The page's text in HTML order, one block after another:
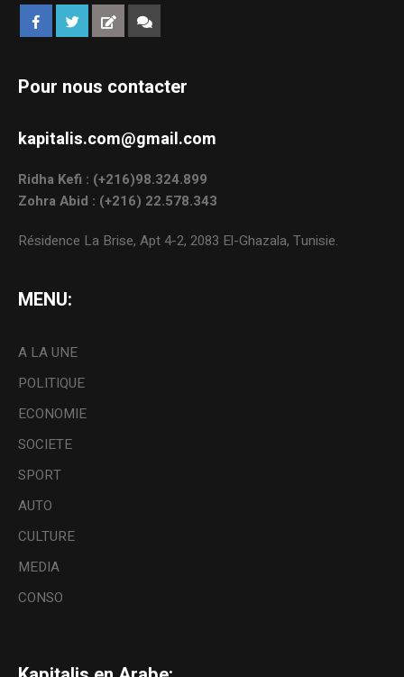
Pour nous contacter
kapitalis.com@gmail.com
Ridha Kefi : (+216)98.324.899
Zohra Abid : (+216) 22.578.343
Résidence La Brise, Apt 4-2, 2083 El-Ghazala, Tunisie.
MENU:
A LA UNE
POLITIQUE
ECONOMIE
SOCIETE
SPORT
AUTO
CULTURE
MEDIA
CONSO